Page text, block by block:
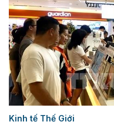
Kinh tế Thế Giới